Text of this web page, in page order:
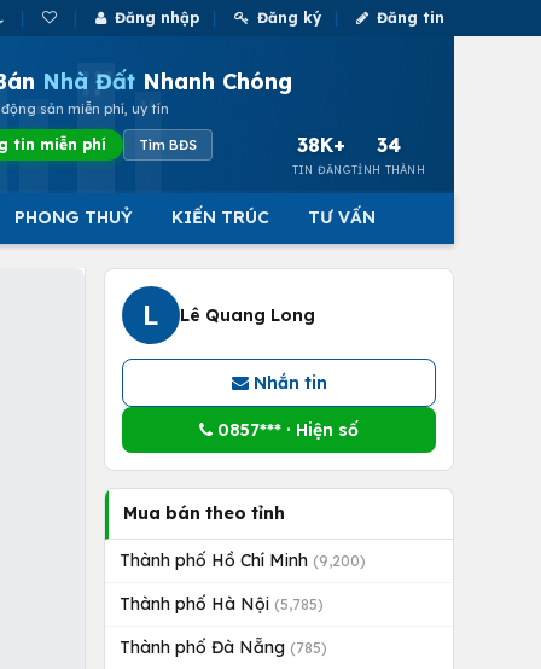
Đăng nhập Đăng ký Đăng tin
Nhà Đất Nhanh Chóng
sản miễn phí, uy tín
tin miễn phí Tìm BĐS 38K+
TIN ĐĂNG
34
TỈNH THÀNH
PHONG THUỶ KIẾN TRÚC TƯ VẤN
L Lê Quang Long
Nhắn tin
0857*** · Hiện số
Mua bán theo tỉnh
Thành phố Hồ Chí Minh (9,200)
Thành phố Hà Nội (5,785)
Thành phố Đà Nẵng (785)